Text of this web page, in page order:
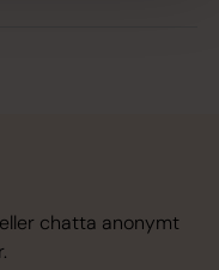
chatta anonymt